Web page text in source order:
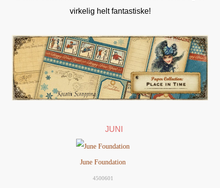
virkelig helt fantastiske!
JUNI
June Foundation
4500601